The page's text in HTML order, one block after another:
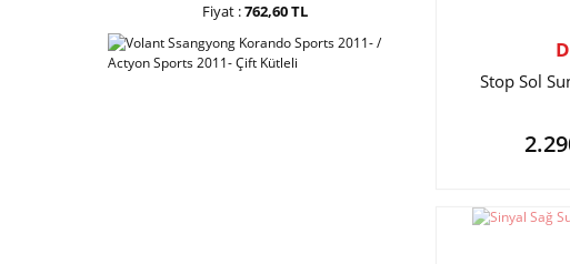
Fiyat :762,60 TL
Stop Sol